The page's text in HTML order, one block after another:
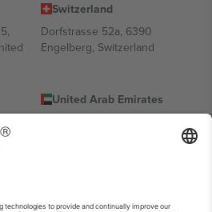
Switzerland
Dorfstrasse 52a, 6390
Engelberg, Switzerland
United Arab Emirates
Building A1, Office 302, Dubai,